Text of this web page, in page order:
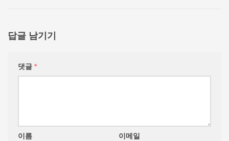
답글 남기기
댓글 *
이름 이메일